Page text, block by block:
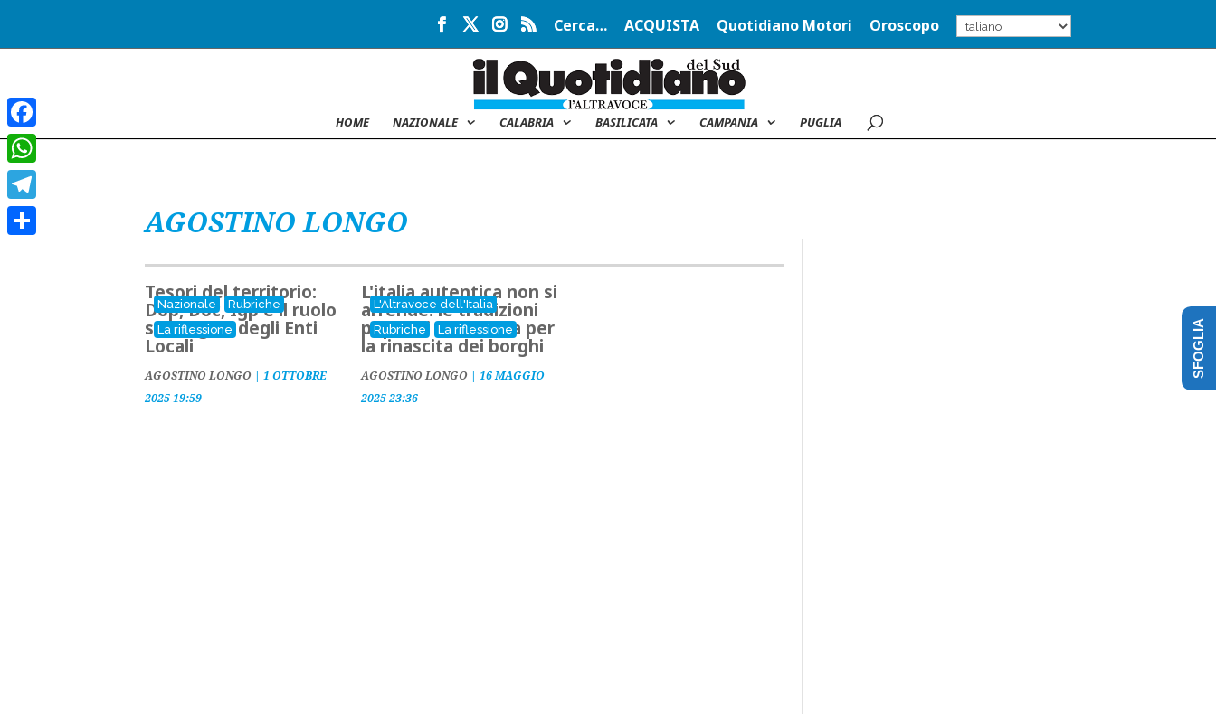
Cerca… ACQUISTA Quotidiano Motori Oroscopo
HOME NAZIONALE CALABRIA BASILICATA CAMPANIA PUGLIA
AGOSTINO LONGO
Nazionale
Rubriche
La riflessione
Tesori del territorio:
Dop, Doc, Igp e il ruolo
strategico degli Enti
Locali
AGOSTINO LONGO | 1 OTTOBRE
2025 19:59
L'Altravoce dell'Italia
Rubriche
La riflessione
L'italia autentica non si
arrende: le tradizioni
popolari come leva per
la rinascita dei borghi
AGOSTINO LONGO |16 MAGGIO
2025 23:36
Facebook
WhatsApp
Telegram
SFOGLIA